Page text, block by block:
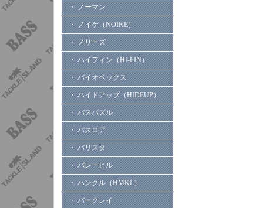
・ ノーマン
・ ノイケ（NOIKE）
・ ノリーズ
・ ハイフィン（HI-FIN）
・ バイオベックス
・ ハイドアップ（HIDEUP）
・ バスパズル
・ バスロア
・ バリスタ
・ バレーヒル
・ ハンクル（HMKL）
・ バークレイ